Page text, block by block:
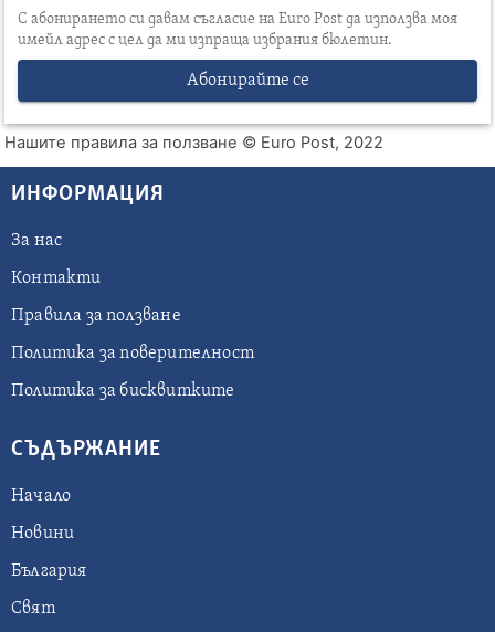
С абонирането си давам съгласие на Euro Post да използва моя
имейл адрес с цел да ми изпраща избрания бюлетин.
Абонирайте се
Нашите правила за ползване © Euro Post, 2022
ИНФОРМАЦИЯ
За нас
Контакти
Правила за ползване
Политика за поверителност
Политика за бисквитките
СЪДЪРЖАНИЕ
Начало
Новини
България
Свят